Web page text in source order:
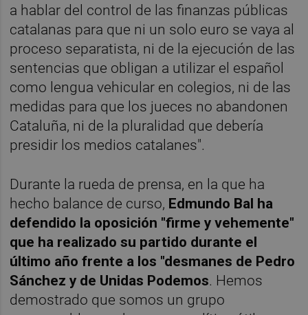
a hablar del control de las finanzas públicas
catalanas para que ni un solo euro se vaya al
proceso separatista, ni de la ejecución de las
sentencias que obligan a utilizar el español
como lengua vehicular en colegios, ni de las
medidas para que los jueces no abandonen
Cataluña, ni de la pluralidad que debería
presidir los medios catalanes".
Durante la rueda de prensa, en la que ha
hecho balance de curso, Edmundo Bal ha
defendido la oposición "firme y vehemente"
que ha realizado su partido durante el
último año frente a los "desmanes de Pedro
Sánchez y de Unidas Podemos. Hemos
demostrado que somos un grupo